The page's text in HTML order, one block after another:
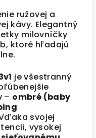
ružovej a
kávy. Elegantný
milovníčky
ktoré hľadajú
je všestranný
– ombré (baby
svojej
vysokej